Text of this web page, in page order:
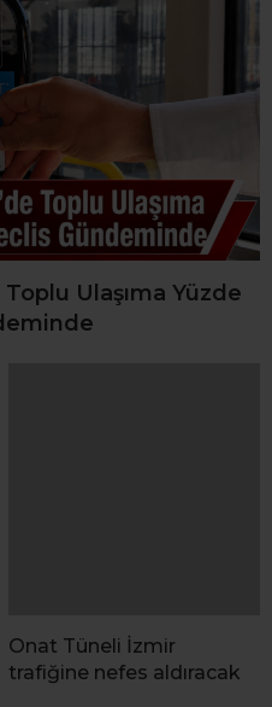
Ulaşıma Yüzde
Onat Tüneli İzmir
trafiğine nefes aldıracak